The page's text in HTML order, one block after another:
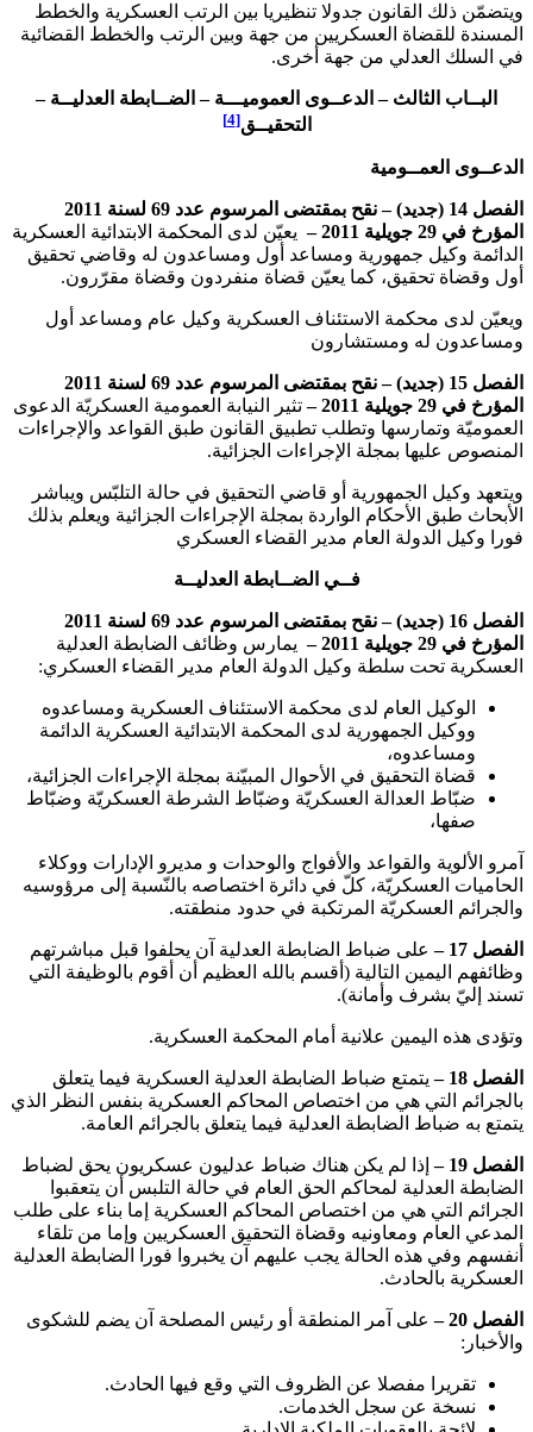
ويتضمّن ذلك القانون جدولا تنظيريا بين الرتب العسكرية والخطط
المسندة للقضاة العسكريين من جهة وبين الرتب والخطط القضائية
في السلك العدلي من جهة أخرى.
البــاب الثالث – الدعــوى العموميـــة – الضــابطة العدليــة –
التحقيــق[4]
الدعــوى العمــومية
الفصل 14 (جديد) – نقح
بمقتضى المرسوم عدد 69 لسنة 2011
المؤرخ في 29 جويلية 2011 –
يعيّن لدى المحكمة الابتدائية العسكرية
الدائمة وكيل جمهورية ومساعد أول ومساعدون له وقاضي تحقيق
أول وقضاة تحقيق، كما يعيّن قضاة منفردون وقضاة مقرّرون.
ويعيّن لدى محكمة الاستئناف العسكرية وكيل عام ومساعد أول
ومساعدون له ومستشارون
الفصل 15 (جديد) – نقح
بمقتضى المرسوم عدد 69 لسنة 2011
المؤرخ في 29 جويلية 2011 –
تثير النيابة العمومية العسكريّة الدعوى
العموميّة وتمارسها وتطلب تطبيق القانون طبق القواعد والإجراءات
المنصوص عليها بمجلة الإجراءات الجزائية.
ويتعهد وكيل الجمهورية أو قاضي التحقيق في حالة التلبّس ويباشر
الأبحاث طبق الأحكام الواردة بمجلة الإجراءات الجزائية ويعلم بذلك
فورا وكيل الدولة العام مدير القضاء العسكري
فــي الضــابطة العدليــة
الفصل 16 (جديد) – نقح
بمقتضى المرسوم عدد 69 لسنة 2011
المؤرخ في 29 جويلية 2011 –
يمارس وظائف الضابطة العدلية
العسكرية تحت سلطة وكيل الدولة العام مدير القضاء العسكري:
الوكيل العام لدى محكمة الاستئناف العسكرية ومساعدوه
ووكيل الجمهورية لدى المحكمة الابتدائية العسكرية الدائمة
ومساعدوه،
قضاة التحقيق في الأحوال المبيّنة بمجلة الإجراءات الجزائية،
ضبّاط العدالة العسكريّة وضبّاط الشرطة العسكريّة وضبّاط
صفها،
آمرو الألوية والقواعد والأفواج والوحدات و مديرو الإدارات ووكلاء
الحاميات العسكريّة، كلّ في دائرة اختصاصه بالنّسبة إلى مرؤوسيه
والجرائم العسكريّة المرتكبة في حدود منطقته.
الفصل 17 –
على ضباط الضابطة العدلية آن يحلفوا قبل مباشرتهم
وظائفهم اليمين التالية (أقسم بالله العظيم أن أقوم بالوظيفة التي
تسند إليّ بشرف وأمانة).
وتؤدى هذه اليمين علانية أمام المحكمة العسكرية.
الفصل 18 –
يتمتع ضباط الضابطة العدلية العسكرية فيما يتعلق
بالجرائم التي هي من اختصاص المحاكم العسكرية بنفس النظر الذي
يتمتع به ضباط الضابطة العدلية فيما يتعلق بالجرائم العامة.
الفصل 19 –
إذا لم يكن هناك ضباط عدليون عسكريون يحق لضباط
الضابطة العدلية لمحاكم الحق العام في حالة التلبس أن يتعقبوا
الجرائم التي هي من اختصاص المحاكم العسكرية إما بناء على طلب
المدعي العام ومعاونيه وقضاة التحقيق العسكريين وإما من تلقاء
أنفسهم وفي هذه الحالة يجب عليهم آن يخبروا فورا الضابطة العدلية
العسكرية بالحادث.
الفصل 20 –
على آمر المنطقة أو رئيس المصلحة آن يضم للشكوى
والأخبار:
تقريرا مفصلا عن الظروف التي وقع فيها الحادث.
نسخة عن سجل الخدمات.